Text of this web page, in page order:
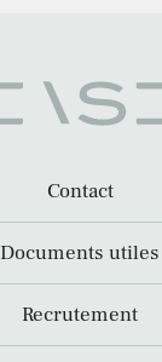
Contact
Documents utiles
Recrutement